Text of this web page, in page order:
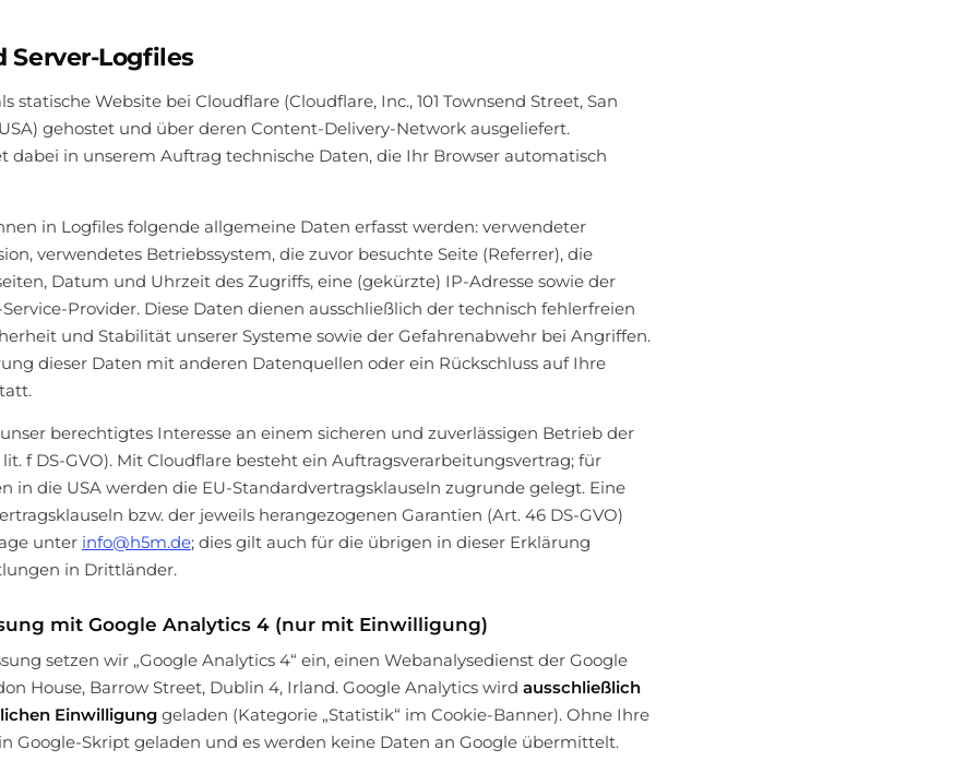
Server-Logfiles
statische Website bei Cloudflare (Cloudflare, Inc., 101 Townsend Street, San
USA) gehostet und über deren Content-Delivery-Network ausgeliefert.
dabei in unserem Auftrag technische Daten, die Ihr Browser automatisch
in Logfiles folgende allgemeine Daten erfasst werden: verwendeter
verwendetes Betriebssystem, die zuvor besuchte Seite (Referrer), die
Datum und Uhrzeit des Zugriffs, eine (gekürzte) IP-Adresse sowie der
Provider. Diese Daten dienen ausschließlich der technisch fehlerfreien
und Stabilität unserer Systeme sowie der Gefahrenabwehr bei Angriffen.
dieser Daten mit anderen Datenquellen oder ein Rückschluss auf Ihre
berechtigtes Interesse an einem sicheren und zuverlässigen Betrieb der
lit. f DS-GVO). Mit Cloudflare besteht ein Auftragsverarbeitungsvertrag; für
in die USA werden die EU-Standardvertragsklauseln zugrunde gelegt. Eine
bzw. der jeweils herangezogenen Garantien (Art. 46 DS-GVO)
unter info@h5m.de; dies gilt auch für die übrigen in dieser Erklärung
in Drittländer.
mit Google Analytics 4 (nur mit Einwilligung)
setzen wir „Google Analytics 4“ ein, einen Webanalysedienst der Google
House, Barrow Street, Dublin 4, Irland. Google Analytics wird ausschließlich
Einwilligung geladen (Kategorie „Statistik“ im Cookie-Banner). Ohne Ihre
Google-Skript geladen und es werden keine Daten an Google übermittelt.